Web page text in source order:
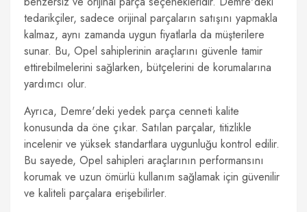
tedarikçiler, sadece orijinal parçaların satışını yapmakla
kalmaz, aynı zamanda uygun fiyatlarla da müşterilere
sunar. Bu, Opel sahiplerinin araçlarını güvenle tamir
ettirebilmelerini sağlarken, bütçelerini de korumalarına
yardımcı olur.
Ayrıca, Demre'deki yedek parça cenneti kalite
konusunda da öne çıkar. Satılan parçalar, titizlikle
incelenir ve yüksek standartlara uygunluğu kontrol edilir.
Bu sayede, Opel sahipleri araçlarının performansını
korumak ve uzun ömürlü kullanım sağlamak için güvenilir
ve kaliteli parçalara erişebilirler.